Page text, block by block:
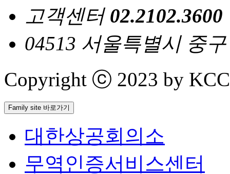
고객센터 02.2102.3600
04513 서울특별시 중
Copyright ⓒ 2023 by
Family site 바로가기
대한상공회의소
무역인증서비스센터